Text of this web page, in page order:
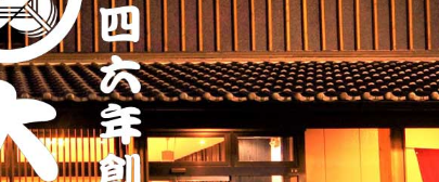
五月
人形
専門
店」
に
ス
キ